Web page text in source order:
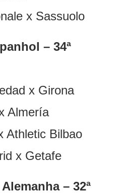
x Sassuolo
– 34ª
x Girona
Almería
Athletic Bilbao
x Getafe
– 32ª